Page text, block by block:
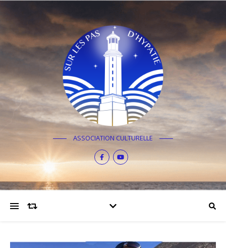
ASSOCIATION CULTURELLE